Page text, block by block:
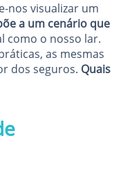
nos visualizar um
a um cenário que
como o nosso lar.
as mesmas
dos seguros. Quais